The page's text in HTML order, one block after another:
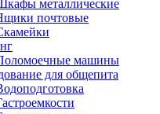
металлические
почтовые
машины
для общепита